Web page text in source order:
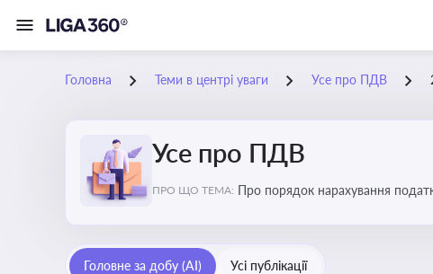
Головна Теми в центрі уваги Усе про ПДВ
Усе про ПДВ
ПРО ЩО ТЕМА: Про порядок нарахування
Головне за добу (AI) Усі публікації